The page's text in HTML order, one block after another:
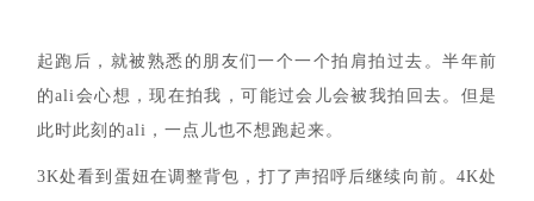
起跑后，就被熟悉的朋友们一个一个拍肩拍过去。半年前
的ali会心想，现在拍我，可能过会儿会被我拍回去。但是
此时此刻的ali，一点儿也不想跑起来。
3K处看到蛋妞在调整背包，打了声招呼后继续向前。4K处